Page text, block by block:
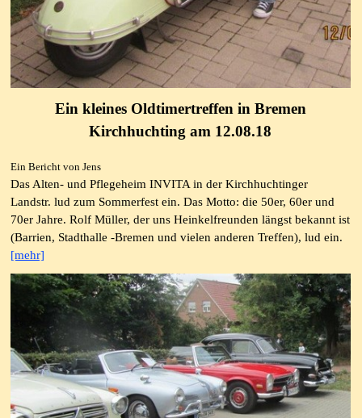
Ein kleines Oldtimertreffen in Bremen
Kirchhuchting am 12.08.18
Ein Bericht von Jens
Das Alten- und Pflegeheim INVITA in der Kirchhuchtinger
Landstr. lud zum Sommerfest ein. Das Motto: die 50er, 60er und
70er Jahre. Rolf Müller, der uns Heinkelfreunden längst bekannt ist
(Barrien, Stadthalle -Bremen und vielen anderen Treffen), lud ein.
[mehr]